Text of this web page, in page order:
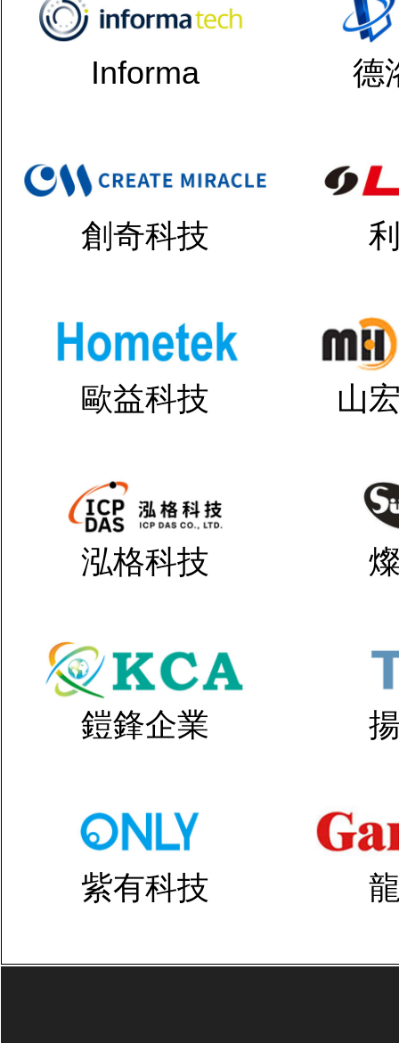
Informa 德
創奇科技
歐益科技 山
泓格科技
鎧鋒企業
紫有科技